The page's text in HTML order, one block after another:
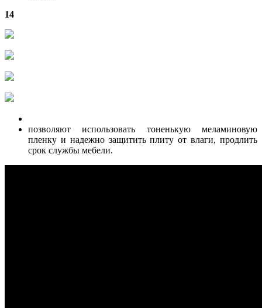
14
позволяют использовать тоненькую меламиновую
пленку и надежно защитить плиту от влаги, продлить
срок службы мебели.